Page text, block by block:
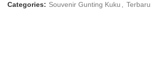
Categories: Souvenir Gunting Kuku , Terbaru